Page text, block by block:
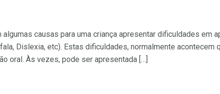
causas para uma criança apresentar dificuldades em
Dislexia, etc). Estas dificuldades, normalmente acontecem
oral. Às vezes, pode ser apresentada […]